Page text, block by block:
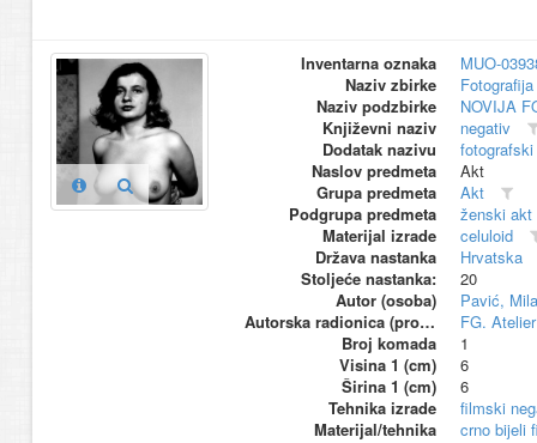
Inventarna oznaka
MUO-
Naziv zbirke
Naziv podzbirke
NOVIJA
Književni naziv
negativ
Dodatak nazivu
Naslov predmeta
Akt
Grupa predmeta
Akt
Podgrupa predmeta
ženski akt
Materijal izrade
celuloid
Država nastanka
Hrvatska
Stoljeće nastanka:
20
Autor (osoba)
Pavić,
Autorska radionica (proizvođač)
FG.
Broj komada
1
Visina 1 (cm)
6
Širina 1 (cm)
6
Tehnika izrade
filmski
Materijal/tehnika
crno bijeli